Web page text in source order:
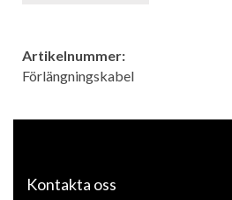
Artikelnummer:
Förlängningskabel
Kontakta oss